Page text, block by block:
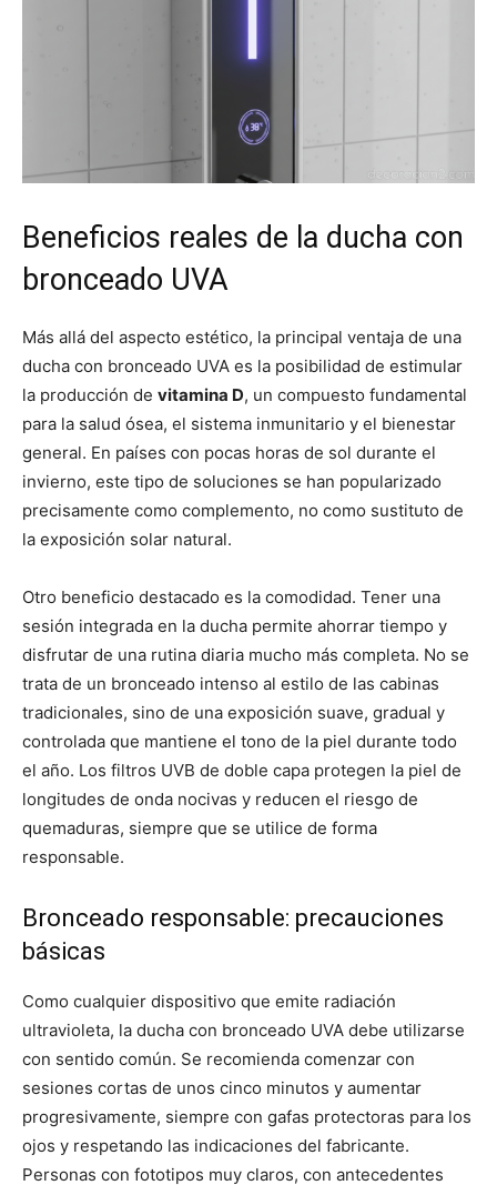
Beneficios reales de la ducha con
bronceado UVA
Más allá del aspecto estético, la principal ventaja de una
ducha con bronceado UVA es la posibilidad de estimular
la producción de vitamina D, un compuesto fundamental
para la salud ósea, el sistema inmunitario y el bienestar
general. En países con pocas horas de sol durante el
invierno, este tipo de soluciones se han popularizado
precisamente como complemento, no como sustituto de
la exposición solar natural.
Otro beneficio destacado es la comodidad. Tener una
sesión integrada en la ducha permite ahorrar tiempo y
disfrutar de una rutina diaria mucho más completa. No se
trata de un bronceado intenso al estilo de las cabinas
tradicionales, sino de una exposición suave, gradual y
controlada que mantiene el tono de la piel durante todo
el año. Los filtros UVB de doble capa protegen la piel de
longitudes de onda nocivas y reducen el riesgo de
quemaduras, siempre que se utilice de forma
responsable.
Bronceado responsable: precauciones
básicas
Como cualquier dispositivo que emite radiación
ultravioleta, la ducha con bronceado UVA debe utilizarse
con sentido común. Se recomienda comenzar con
sesiones cortas de unos cinco minutos y aumentar
progresivamente, siempre con gafas protectoras para los
ojos y respetando las indicaciones del fabricante.
Personas con fototipos muy claros, con antecedentes